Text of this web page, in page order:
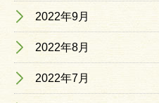
2022年9月
2022年8月
2022年7月